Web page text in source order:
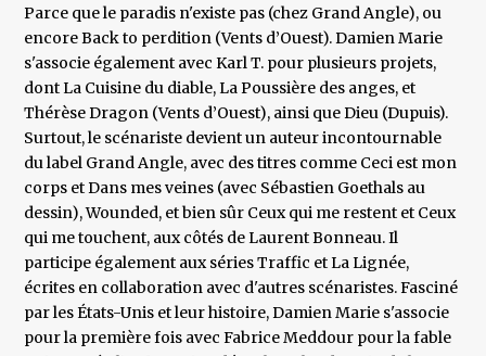
Parce que le paradis n'existe pas (chez Grand Angle), ou
encore Back to perdition (Vents d’Ouest). Damien Marie
s'associe également avec Karl T. pour plusieurs projets,
dont La Cuisine du diable, La Poussière des anges, et
Thérèse Dragon (Vents d’Ouest), ainsi que Dieu (Dupuis).
Surtout, le scénariste devient un auteur incontournable
du label Grand Angle, avec des titres comme Ceci est mon
corps et Dans mes veines (avec Sébastien Goethals au
dessin), Wounded, et bien sûr Ceux qui me restent et Ceux
qui me touchent, aux côtés de Laurent Bonneau. Il
participe également aux séries Traffic et La Lignée,
écrites en collaboration avec d'autres scénaristes. Fasciné
par les États-Unis et leur histoire, Damien Marie s'associe
pour la première fois avec Fabrice Meddour pour la fable